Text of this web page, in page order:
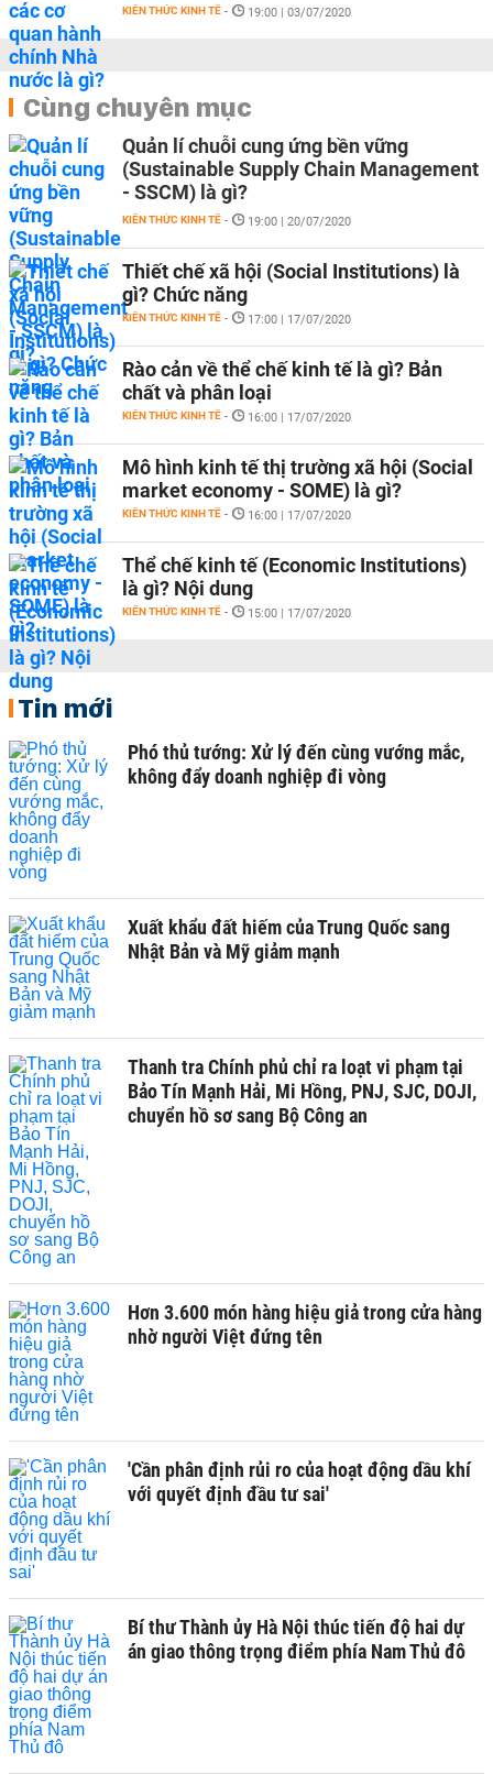
KIẾN THỨC KINH TẾ - 19:00 | 03/07/2020
Cùng chuyên mục
Quản lí chuỗi cung ứng bền vững
(Sustainable Supply Chain Management
- SSCM) là gì?
KIẾN THỨC KINH TẾ - 19:00 | 20/07/2020
Thiết chế xã hội (Social Institutions) là
gì? Chức năng
KIẾN THỨC KINH TẾ - 17:00 | 17/07/2020
Rào cản về thể chế kinh tế là gì? Bản
chất và phân loại
KIẾN THỨC KINH TẾ - 16:00 | 17/07/2020
Mô hình kinh tế thị trường xã hội (Social
market economy - SOME) là gì?
KIẾN THỨC KINH TẾ - 16:00 | 17/07/2020
Thể chế kinh tế (Economic Institutions)
là gì? Nội dung
KIẾN THỨC KINH TẾ - 15:00 | 17/07/2020
Tin mới
Phó thủ tướng: Xử lý đến cùng vướng mắc,
không đẩy doanh nghiệp đi vòng
Xuất khẩu đất hiếm của Trung Quốc sang
Nhật Bản và Mỹ giảm mạnh
Thanh tra Chính phủ chỉ ra loạt vi phạm tại
Bảo Tín Mạnh Hải, Mi Hồng, PNJ, SJC, DOJI,
chuyển hồ sơ sang Bộ Công an
Hơn 3.600 món hàng hiệu giả trong cửa hàng
nhờ người Việt đứng tên
'Cần phân định rủi ro của hoạt động dầu khí
với quyết định đầu tư sai'
Bí thư Thành ủy Hà Nội thúc tiến độ hai dự
án giao thông trọng điểm phía Nam Thủ đô